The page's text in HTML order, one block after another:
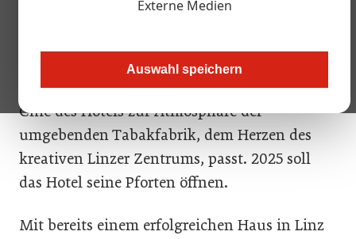
Externe Medien
Auswahl speichern
nur nicht zu übersehen, sondern bald auch
Betreten des 9. Stockwerks dieses zukünftigen
4-Sterne-Domizils spürt man, wie der urbane
Chic des Hotels zur Atmosphäre der
umgebenden Tabakfabrik, dem Herzen des
kreativen Linzer Zentrums, passt. 2025 soll
das Hotel seine Pforten öffnen.
Mit bereits einem erfolgreichen Haus in Linz